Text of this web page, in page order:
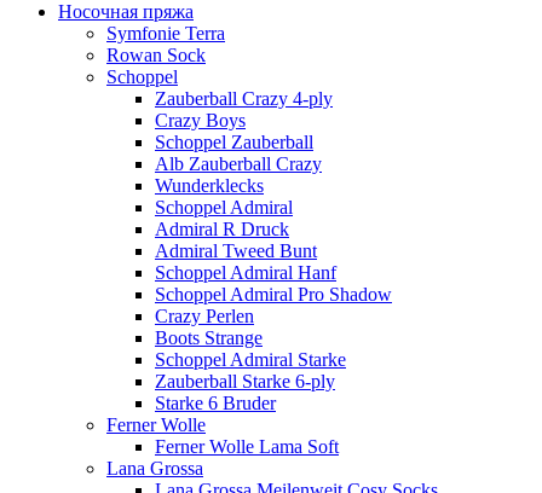
Носочная пряжа
Symfonie Terra
Rowan Sock
Schoppel
Zauberball Crazy 4-ply
Crazy Boys
Schoppel Zauberball
Alb Zauberball Crazy
Wunderklecks
Schoppel Admiral
Admiral R Druck
Admiral Tweed Bunt
Schoppel Admiral Hanf
Schoppel Admiral Pro Shadow
Crazy Perlen
Boots Strange
Schoppel Admiral Starke
Zauberball Starke 6-ply
Starke 6 Bruder
Ferner Wolle
Ferner Wolle Lama Soft
Lana Grossa